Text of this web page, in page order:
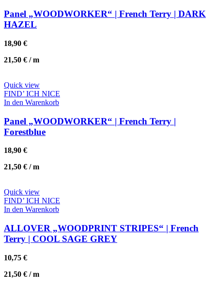
Panel „WOODWORKER“ | French Terry | DARK
HAZEL
18,90 €
21,50 € /m
Quick view
FIND’ ICH NICE
In den Warenkorb
Panel „WOODWORKER“ | French Terry |
Forestblue
18,90 €
21,50 € /m
Quick view
FIND’ ICH NICE
In den Warenkorb
ALLOVER „WOODPRINT STRIPES“ | French
Terry | COOL SAGE GREY
10,75 €
21,50 € /m